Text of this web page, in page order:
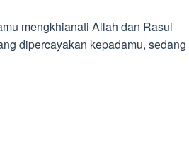
mengkhianati Allah dan Rasul
dipercayakan kepadamu, sedang